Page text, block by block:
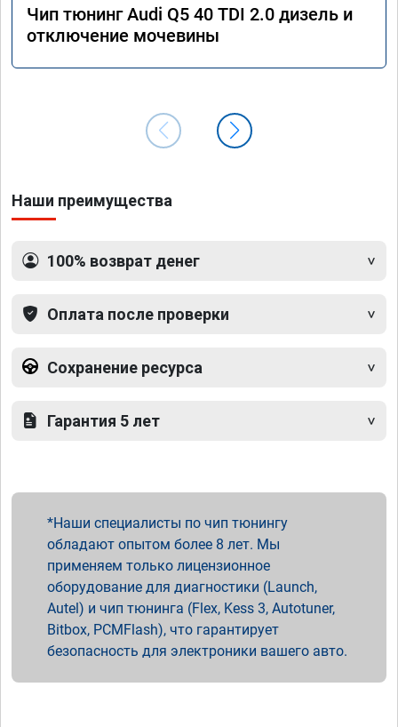
Чип тюнинг Audi Q5 40 TDI 2.0 дизель и
отключение мочевины
Наши преимущества
100% возврат денег
Оплата после проверки
Сохранение ресурса
Гарантия 5 лет
Наши специалисты по чип тюнингу
обладают опытом более 8 лет. Мы
применяем только лицензионное
оборудование для диагностики (Launch,
Autel) и чип тюнинга (Flex, Kess 3, Autotuner,
Bitbox, PCMFlash), что гарантирует
безопасность для электроники вашего авто.